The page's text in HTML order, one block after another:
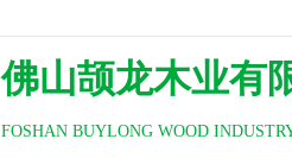
佛山颉龙木业有
FOSHAN BUYLONG WOOD